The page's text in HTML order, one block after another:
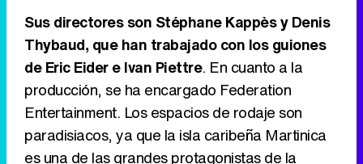
Sus directores son Stéphane Kappès y Denis
Thybaud, que han trabajado con los guiones
de Eric Eider e Ivan Piettre. En cuanto a la
producción, se ha encargado Federation
Entertainment. Los espacios de rodaje son
paradisiacos, ya que la isla caribeña Martinica
es una de las grandes protagonistas de la